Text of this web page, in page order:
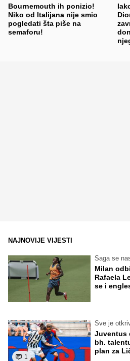
Bournemouth ih ponizio!
Niko od Italijana nije smio
pogledati šta piše na
semaforu!
NAJNOVIJE VIJESTI
Saga se
Milan
Rafaela
se i
1
Sve je
Juventus
bh.
plan za